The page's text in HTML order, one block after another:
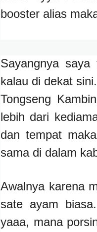
booster alias
Sayangnya
kalau di dekat
Tongseng
lebih dari
dan tempat
sama di dalam
Awalnya karena
sate ayam
yaaa, mana